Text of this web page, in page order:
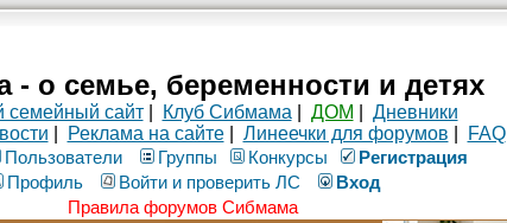
- о семье, беременности и детях
семейный сайт| Клуб Сибмама ДОМ
Дневники
Реклама на сайте| Линеечки для форумов
FAQ
Пользователи Группы Конкурсы
Рeгиcтpaция
Профиль
Войти и проверить ЛС
Вход
Правила форумов Сибмама